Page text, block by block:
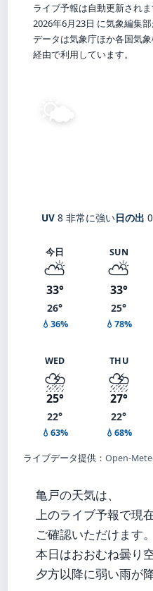
ライブ予報は自動更新され
2026年6月23日 に気象編集部
データは気象庁ほか各国気
経由で利用しています。
🌤️
UV 8 非常に強い日の出
今日
⛅
33°
26°
💧36%
SUN
⛅
33°
25°
💧78%
WED
⛈️
25°
22°
💧63%
THU
⛈️
27°
22°
💧68%
ライブデータ提供： Open-
亀戸の天気は、
上のライブ予報で現
ご確認いただけます。
本日はおおむね曇り空
夕方以降に弱い雨が